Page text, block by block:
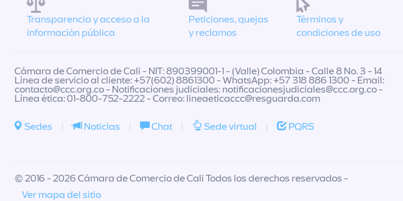
Transparencia y acceso a la
información pública
Peticiones, quejas
y reclamos
Términos y
condiciones de uso
Cámara de Comercio de Cali - NIT: 890399001-1 - (Valle) Colombia - Calle 8 No. 3 - 14
Línea de servicio al cliente: +57(602) 8861300 - WhatsApp: +57 318 886 1300 - Email:
contacto@ccc.org.co- Notificaciones judiciales: notificacionesjudiciales@ccc.org.co-
Línea ética: 01-800-752-2222 - Correo: lineaeticaccc@resguarda.com
Sedes | Noticias | Chat | Sede virtual | PQRS
© 2016 - 2026 Cámara de Comercio de Cali Todos los derechos reservados -
Ver mapa del sitio